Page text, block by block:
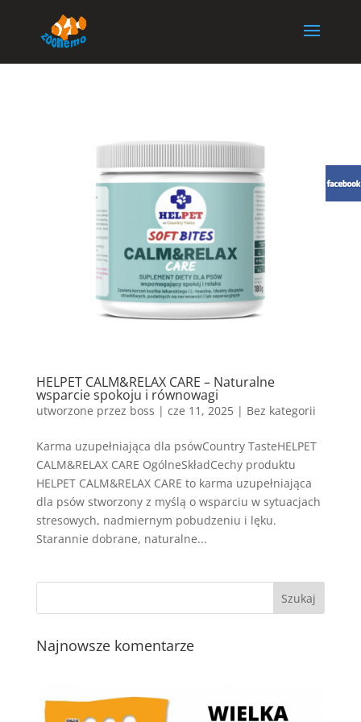
HELPET CALM&RELAX CARE – Naturalne
wsparcie spokoju i równowagi
utworzone przez boss | cze 11, 2025| Bez kategorii
Karma uzupełniająca dla psówCountry TasteHELPET
CALM&RELAX CARE OgólneSkładCechy produktu
HELPET CALM&RELAX CARE to karma uzupełniająca
dla psów stworzony z myślą o wsparciu w sytuacjach
stresowych, nadmiernym pobudzeniu i lęku.
Starannie dobrane, naturalne...
Najnowsze komentarze